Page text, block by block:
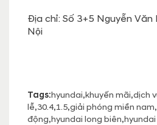
Địa chỉ: Số 3+5 Nguyễn Văn
Nội
Tags:hyundai,khuyến mãi,dịch
lễ,30.4,1.5,giải phóng miền nam,
động,hyundai long biên,